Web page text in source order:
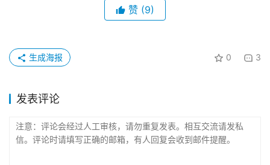
赞 (9)
0 3
生成海报
发表评论